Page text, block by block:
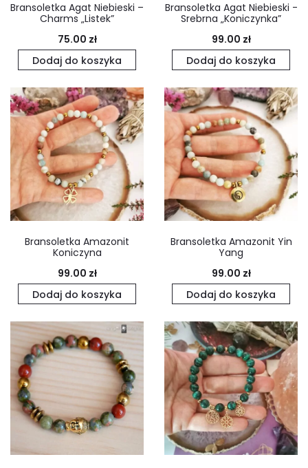
Bransoletka Agat Niebieski –
Charms „Listek”
75.00 zł
Dodaj do koszyka
Bransoletka Agat Niebieski -
Srebrna „Koniczynka”
99.00 zł
Dodaj do koszyka
Bransoletka Amazonit
Koniczyna
99.00 zł
Dodaj do koszyka
Bransoletka Amazonit Yin
Yang
99.00 zł
Dodaj do koszyka